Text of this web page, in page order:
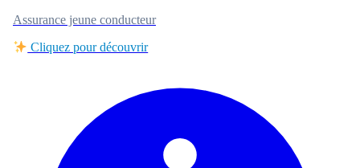
Assurance jeune conducteur
Cliquez pour découvrir